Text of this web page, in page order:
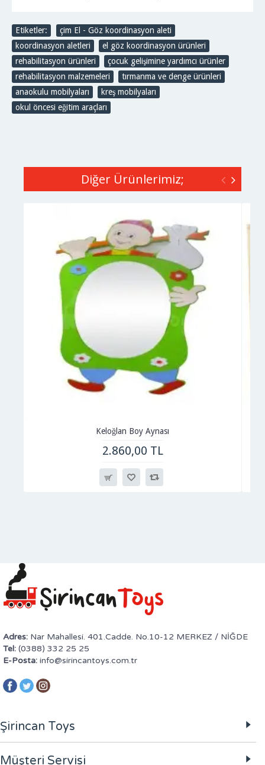
Etiketler: çim El - Göz koordinasyon aleti
koordinasyon aletleri
el göz koordinasyon ürünleri
rehabilitasyon ürünleri
çocuk gelişimine yardımcı ürünler
rehabilitasyon malzemeleri
tırmanma ve denge ürünleri
anaokulu mobilyaları
kreş mobilyaları
okul öncesi eğitim araçları
Diğer Ürünlerimiz;
Keloğlan Boy Aynası
2.860,00 TL
Adres: Nar Mahallesi. 401.Cadde. No.10-12 MERKEZ / NİĞDE
Tel: (0388) 332 25 25
E-Posta: info@sirincantoys.com.tr
Şirincan Toys
Müşteri Servisi